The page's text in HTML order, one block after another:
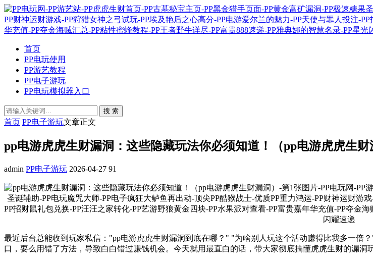
首页
PP电玩使用
PP游艺教程
PP电子游玩
PP电玩模拟器入口
搜 索
首页 PP电子游玩文章正文
pp电游虎虎生财漏洞：这些隐藏玩法你必须知道！（pp电游虎虎生财
admin PP电子游玩 2026-04-27 91
最近后台总能收到玩家私信："pp电游虎虎生财漏洞到底在哪？" "为啥别人玩这个活动赚得比我多一
口，要么用错了方法，导致白白错过赚钱机会。今天就用最直白的话，带大家彻底搞懂虎虎生财的漏洞